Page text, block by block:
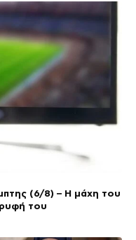
(6/8) – Η μάχη του
του